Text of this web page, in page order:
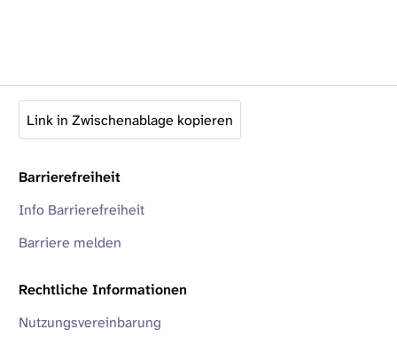
Link in Zwischenablage kopieren
Barrierefreiheit
Info Barrierefreiheit
Barriere melden
Rechtliche Informationen
Nutzungsvereinbarung